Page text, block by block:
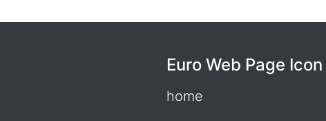
Euro Web Page Icon
home